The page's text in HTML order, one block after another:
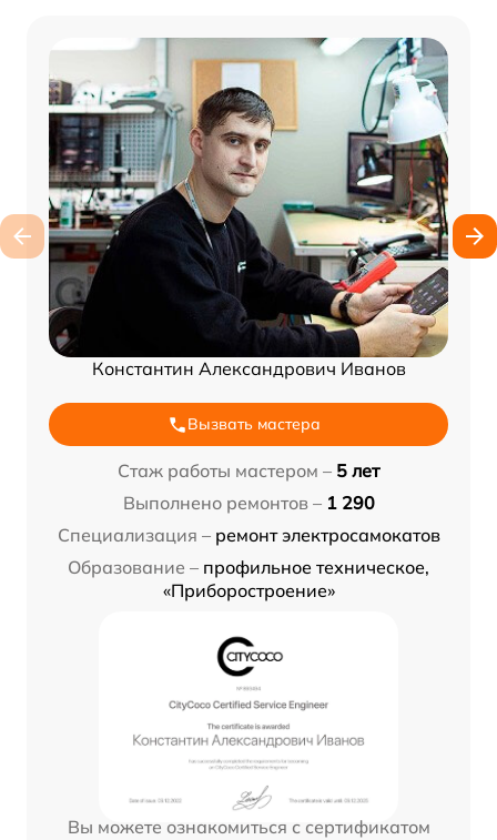
Константин Александрович Иванов
Вызвать мастера
Стаж работы мастером – 5 лет
Выполнено ремонтов – 1 290
Специализация – ремонт электросамокатов
Образование – профильное техническое,
«Приборостроение»
Вы можете ознакомиться с сертификатом